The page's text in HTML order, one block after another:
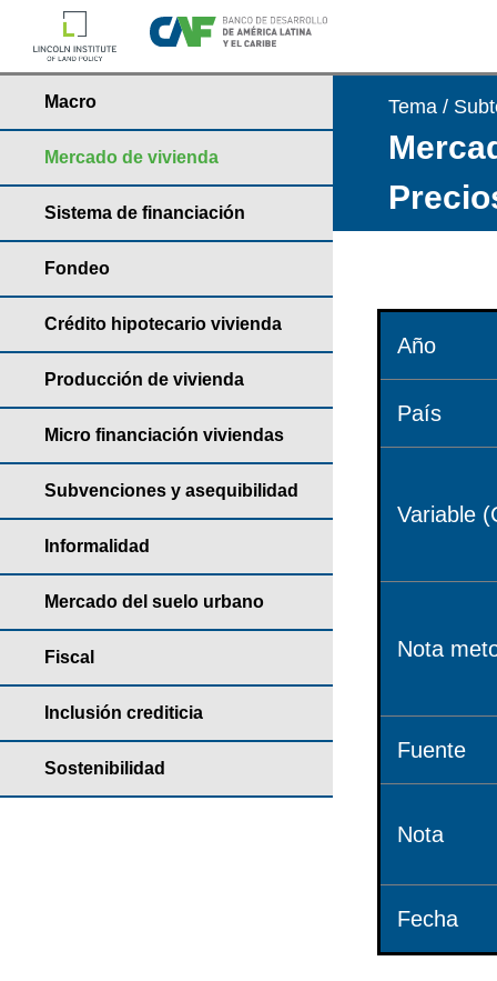
Macro
Mercado de vivienda
Sistema de financiación
Fondeo
Crédito hipotecario vivienda
Producción de vivienda
Micro financiación viviendas
Subvenciones y asequibilidad
Informalidad
Mercado del suelo urbano
Fiscal
Inclusión crediticia
Sostenibilidad
Tema /
Año
País
Variable
Nota
Fuente
Nota
Fecha